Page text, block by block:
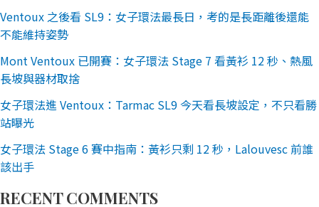
Ventoux 之後看 SL9：女子環法最長日，考的是長距離後還能
不能維持姿勢
Mont Ventoux 已開賽：女子環法 Stage 7 看黃衫 12 秒、熱風
長坡與器材取捨
女子環法進 Ventoux：Tarmac SL9 今天看長坡設定，不只看勝
站曝光
女子環法 Stage 6 賽中指南：黃衫只剩 12 秒，Lalouvesc 前誰
該出手
RECENT COMMENTS